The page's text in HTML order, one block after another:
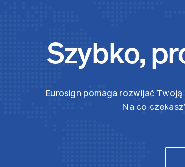
Szybko,
Eurosign pomaga rozwijać
Na co